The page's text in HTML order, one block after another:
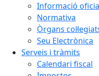
Informació
Normativa
Òrgans
Seu Electrònica
Serveis i tràmits
Calendari fiscal